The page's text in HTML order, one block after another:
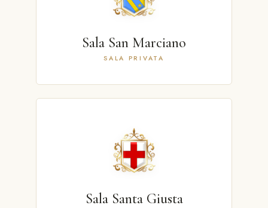
Sala San Marciano
SALA PRIVATA
Sala Santa Giusta